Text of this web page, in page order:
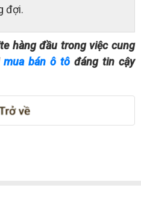
đợi.
hàng đầu trong việc cung
mua bán ô tô đáng tin cậy